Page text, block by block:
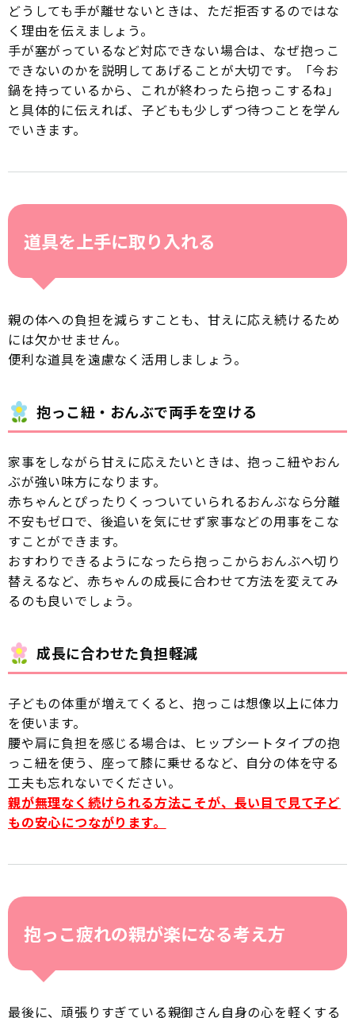
どうしても手が離せないときは、ただ拒否するのではな
く理由を伝えましょう。
手が塞がっているなど対応できない場合は、なぜ抱っこ
できないのかを説明してあげることが大切です。「今お
鍋を持っているから、これが終わったら抱っこするね」
と具体的に伝えれば、子どもも少しずつ待つことを学ん
でいきます。
道具を上手に取り入れる
親の体への負担を減らすことも、甘えに応え続けるため
には欠かせません。
便利な道具を遠慮なく活用しましょう。
抱っこ紐・おんぶで両手を空ける
家事をしながら甘えに応えたいときは、抱っこ紐やおん
ぶが強い味方になります。
赤ちゃんとぴったりくっついていられるおんぶなら分離
不安もゼロで、後追いを気にせず家事などの用事をこな
すことができます。
おすわりできるようになったら抱っこからおんぶへ切り
替えるなど、赤ちゃんの成長に合わせて方法を変えてみ
るのも良いでしょう。
成長に合わせた負担軽減
子どもの体重が増えてくると、抱っこは想像以上に体力
を使います。
腰や肩に負担を感じる場合は、ヒップシートタイプの抱
っこ紐を使う、座って膝に乗せるなど、自分の体を守る
工夫も忘れないでください。
親が無理なく続けられる方法こそが、長い目で見て子ど
もの安心につながります。
抱っこ疲れの親が楽になる考え方
最後に、頑張りすぎている親御さん自身の心を軽くする